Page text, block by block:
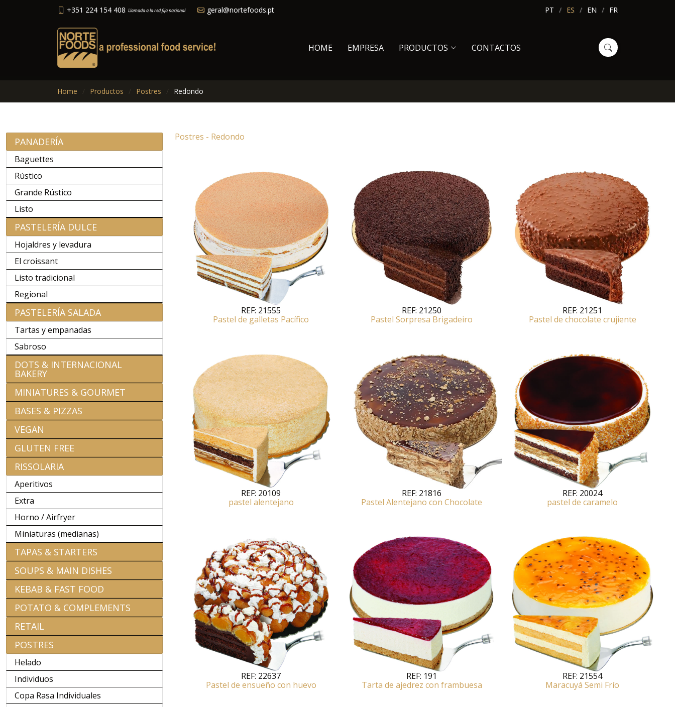
+351 224 154 408 Llamada a la red fija nacional geral@nortefoods.pt PT ES EN FR
HOME EMPRESA PRODUCTOS CONTACTOS
Home Productos Postres Redondo
PANADERÍA
Baguettes
Rústico
Grande Rústico
Listo
PASTELERÍA DULCE
Hojaldres y levadura
El croissant
Listo tradicional
Regional
PASTELERÍA SALADA
Tartas y empanadas
Sabroso
DOTS & INTERNACIONAL
BAKERY
MINIATURES & GOURMET
BASES & PIZZAS
VEGAN
GLUTEN FREE
RISSOLARIA
Aperitivos
Extra
Horno / Airfryer
Miniaturas (medianas)
TAPAS & STARTERS
SOUPS & MAIN DISHES
KEBAB & FAST FOOD
POTATO & COMPLEMENTS
RETAIL
POSTRES
Helado
Individuos
Copa Rasa Individuales
Postres - Redondo
REF: 21555
Pastel de galletas Pacífico
REF: 21250
Pastel Sorpresa Brigadeiro
REF: 21251
Pastel de chocolate crujiente
REF: 20109
pastel alentejano
REF: 21816
Pastel Alentejano con Chocolate
REF: 20024
pastel de caramelo
REF: 22637
Pastel de ensueño con huevo
REF: 191
Tarta de ajedrez con frambuesa
REF: 21554
Maracuyá Semi Frío